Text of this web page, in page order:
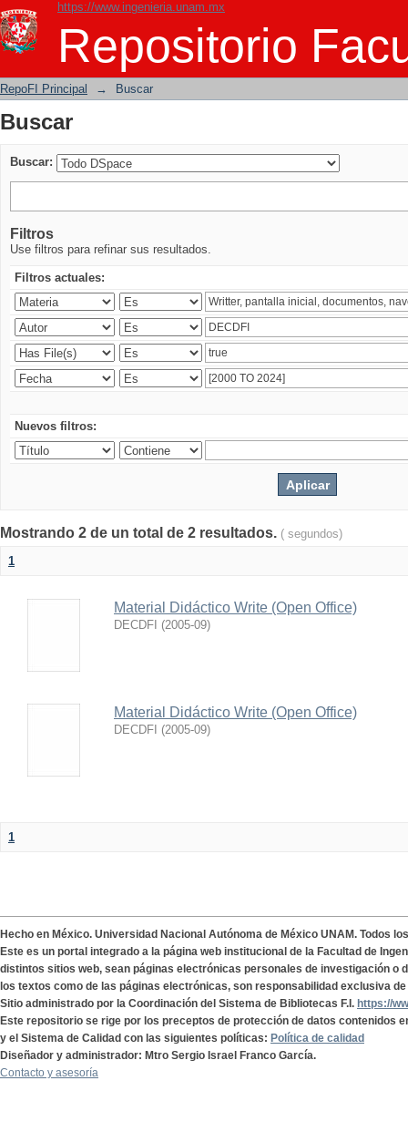
https://www.ingenieria.unam.mx
Repositorio
Buscar
RepoFI Principal → Buscar
Buscar
Buscar:
Filtros
Use filtros para refinar sus resultados.
Filtros actuales:
Nuevos filtros:
Mostrando 2 de un total de 2 resultados. ( segundos)
1
Material Didáctico Write (Open Office)
DECDFI (2005-09)
Material Didáctico Write (Open Office)
DECDFI (2005-09)
1
Hecho en México. Universidad Nacional Autónoma de México UNAM. Todos
Este es un portal integrado a la página web institucional de la Facultad de
distintos sitios web, sean páginas electrónicas personales de investigación o
los textos como de las páginas electrónicas, son responsabilidad exclusiva
Sitio administrado por la Coordinación del Sistema de Bibliotecas F.I. https://
Este repositorio se rige por los preceptos de protección de datos contenidos
y el Sistema de Calidad con las siguientes políticas: Política de calidad
Diseñador y administrador: Mtro Sergio Israel Franco García.
Contacto y asesoría